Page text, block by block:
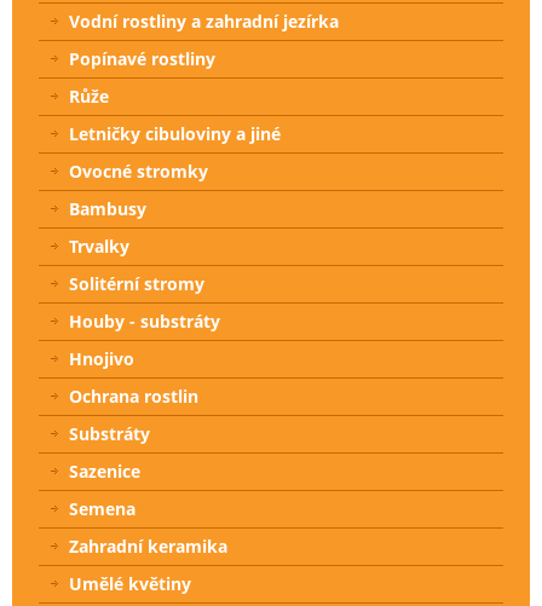
Vodní rostliny a zahradní jezírka
Popínavé rostliny
Růže
Letničky cibuloviny a jiné
Ovocné stromky
Bambusy
Trvalky
Solitérní stromy
Houby - substráty
Hnojivo
Ochrana rostlin
Substráty
Sazenice
Semena
Zahradní keramika
Umělé květiny